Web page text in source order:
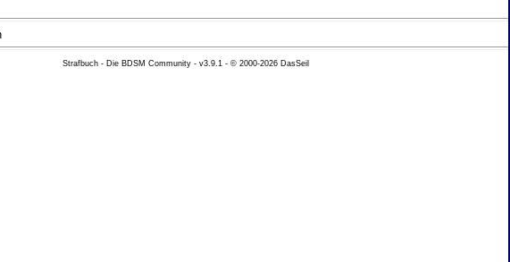
k�nnen zur Analyse Ihres Nutzerverhaltens verwendet werden.
personenbezogenen Daten zu erhalten. Sie haben au�erdem ein
Strafbuch - Die BDSM Community - v3.9.1 - © 2000-2026 DasSeil